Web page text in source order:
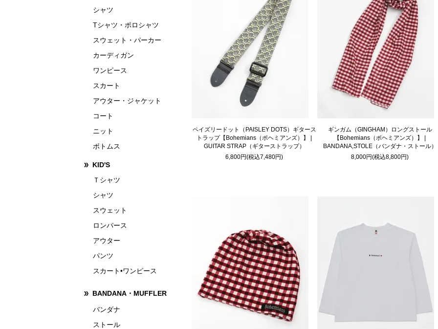
ペイズリードット（PAISLEY DOTS）ギタース
トラップ【Bohemians（ボヘミアンズ）】 |
GUITAR STRAP（ギターストラップ）
6,800円(税込7,480円)
ギンガム（GINGHAM）ロングストール
【Bohemians（ボヘミアンズ）】 |
BANDANA,STOLE（バンダナ・ストール）
8,000円(税込8,800円)
シャツ
Tシャツ・ポロシャツ
スウェット・パーカー
カーディガン
ワンピース
スカート
アウター・ジャケット
コート
ニット
ボトムス
KID'S
Ｔシャツ
シャツ
スウェット
ロンパース
アウター
パンツ
スカート•ワンピース
BANDANA・MUFFLER
バンダナ
ストール